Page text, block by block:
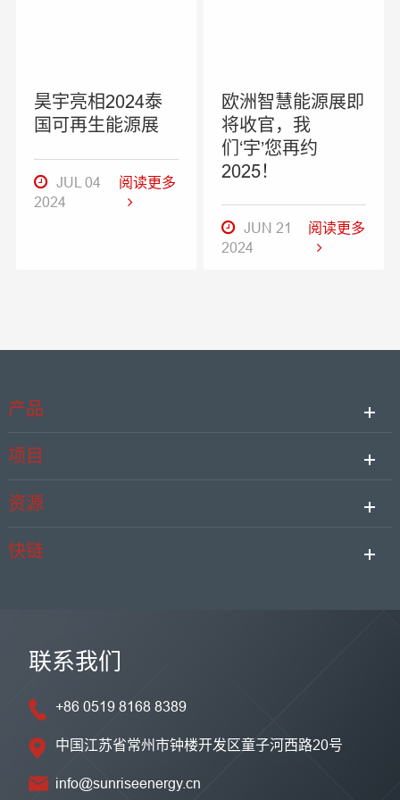
昊宇亮相2024泰
国可再生能源展
JUL 04
2024
阅读更多
欧洲智慧能源展即
将收官，我
们‘宇’您再约
2025！
JUN 21
2024
阅读更多
产品
项目
资源
快链
联系我们
+86 0519 8168 8389
中国江苏省常州市钟楼开发区童子河西路20号
info@sunriseenergy.cn